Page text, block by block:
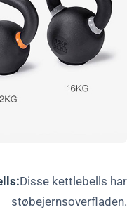
Disse kettlebells har